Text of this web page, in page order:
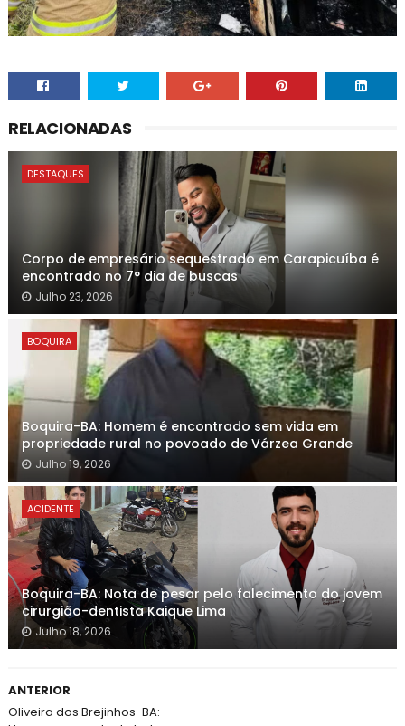
RELACIONADAS
DESTAQUES
Corpo de empresário sequestrado em Carapicuíba é
encontrado no 7° dia de buscas
Julho 23, 2026
BOQUIRA
Boquira-BA: Homem é encontrado sem vida em
propriedade rural no povoado de Várzea Grande
Julho 19, 2026
ACIDENTE
Boquira-BA: Nota de pesar pelo falecimento do jovem
cirurgião-dentista Kaique Lima
Julho 18, 2026
ANTERIOR
Oliveira dos Brejinhos-BA: